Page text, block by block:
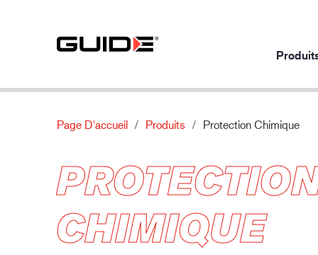
Protection mécanique
Protection chimique
Protection thermique
Protection spéciale
Secteur automobile
Les normes
Caractéristiques
Matériau
Nos
À propos de Guide
Contactez-nous
Page D'accueil Produits Protection Chimique
CHIMIQUE